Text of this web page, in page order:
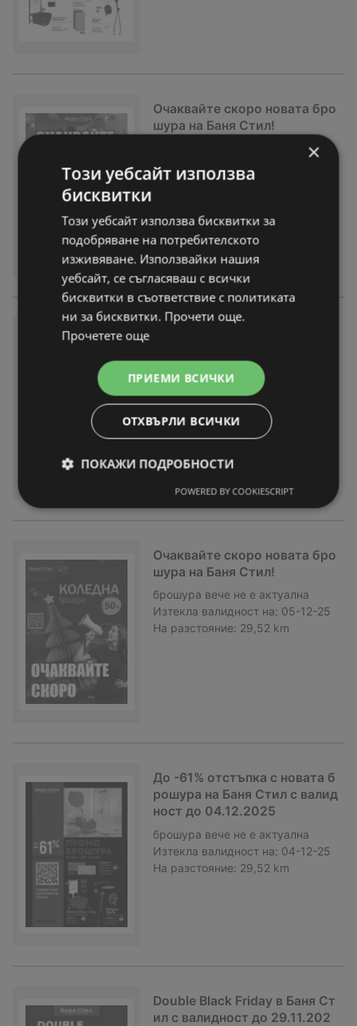
Очаквайте скоро новата бро
шура на Баня Стил!
вече не е актуална
Изтекла валидност на:
На разстояние: 29,52 km
5
вече не е актуална
Изтекла валидност на:
На разстояние:
29,52 km
Очаквайте скоро новата бро
шура на Баня Стил!
брошура вече не е актуална
Изтекла валидност на: 05-12-25
На разстояние: 29,52 km
До -61% отстъпка с новата б
рошура на Баня Стил с валид
ност до 04.12.2025
брошура вече не е актуална
Изтекла валидност на: 04-12-25
На разстояние: 29,52 km
Double Black Friday в Баня Ст
ил с валидност до 29.11.202
×
Този уебсайт използва
бисквитки
Този уебсайт използва бисквитки за
подобряване на потребителското
изживяване. Използвайки нашия
уебсайт, се съгласяваш с всички
бисквитки в съответствие с политиката
ни за бисквитки. Прочети още.
Прочетете още
ПРИЕМИ ВСИЧКИ
ОТХВЪРЛИ ВСИЧКИ
ПОКАЖИ ПОДРОБНОСТИ
POWERED BY COOKIESCRIPT